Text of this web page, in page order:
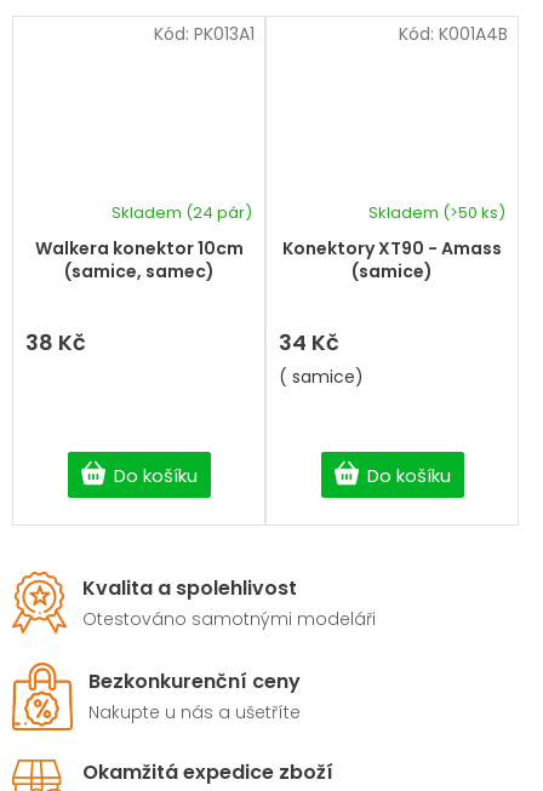
Walkera konektor 10cm
(samice, samec)
hodnocení
produktu
z
Skladem (24 pár)
38 Kč
Do košíku
Kód: PK013A1
Konektory XT90 - Amass
(samice)
Skladem (>50 ks)
34 Kč
Do košíku
( samice)
Kód: K001A4B
Kvalita a spolehlivost
Otestováno samotnými modeláři
Bezkonkurenční ceny
Nakupte u nás a ušetříte
Okamžitá expedice zboží